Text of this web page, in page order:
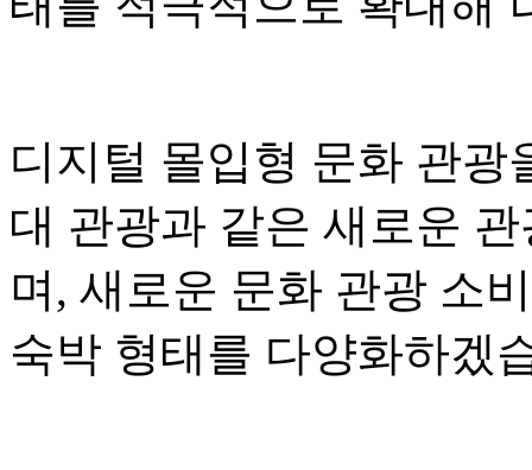
디지털 몰입형 문화 관광
대 관광과 같은 새로운
며, 새로운 문화 관광 소
숙박 형태를 다양화하겠